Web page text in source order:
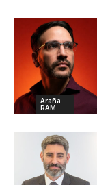
Araña
RAM